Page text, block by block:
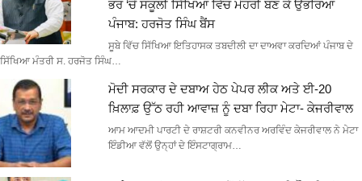
ਭਰ ‘ਚੋਂ ਸਕੂਲੀ ਸਿੱਖਿਆ ਵਿੱਚ ਮੋਹਰੀ ਬਣ ਕੇ ਉਭਰਿਆ
ਪੰਜਾਬ: ਹਰਜੋਤ ਸਿੰਘ ਬੈਂਸ
ਸੂਬੇ ਵਿੱਚ ਸਿੱਖਿਆ ਇਤਿਹਾਸਕ ਤਬਦੀਲੀ ਦਾ ਦਾਅਵਾ ਕਰਦਿਆਂ ਪੰਜਾਬ ਦੇ
ਸਿੱਖਿਆ ਮੰਤਰੀ ਸ. ਹਰਜੋਤ ਸਿੰਘ…
ਮੋਦੀ ਸਰਕਾਰ ਦੇ ਦਬਾਅ ਹੇਠ ਪੇਪਰ ਲੀਕ ਅਤੇ ਈ-20
ਖ਼ਿਲਾਫ਼ ਉੱਠ ਰਹੀ ਆਵਾਜ਼ ਨੂੰ ਦਬਾ ਰਿਹਾ ਮੇਟਾ- ਕੇਜਰੀਵਾਲ
ਆਮ ਆਦਮੀ ਪਾਰਟੀ ਦੇ ਰਾਸ਼ਟਰੀ ਕਨਵੀਨਰ ਅਰਵਿੰਦ ਕੇਜਰੀਵਾਲ ਨੇ ਮੇਟਾ
ਇੰਡੀਆ ਵੱਲੋਂ ਉਨ੍ਹਾਂ ਦੇ ਇੰਸਟਾਗ੍ਰਾਮ…